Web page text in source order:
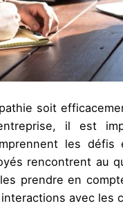
soit
il est
les défis
rencontrent au
les prendre en
avec les